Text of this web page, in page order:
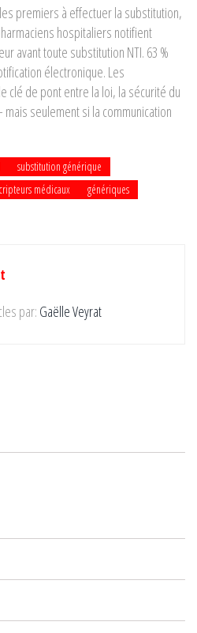
premiers à effectuer la substitution,
hospitaliers notifient
avant toute substitution NTI. 63 %
électronique. Les
clé de pont entre la loi, la sécurité du
seulement si la communication
substitution générique
médicaux génériques
par: Gaëlle Veyrat